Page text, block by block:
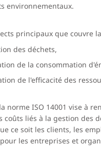
environnementaux.
principaux que couvre
des déchets,
de la consommation
de l'efficacité des
norme ISO 14001 vise à
coûts liés à la gestion des
ce soit les clients, les
les entreprises et